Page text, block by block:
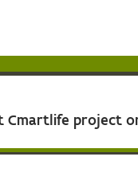
Cmartlife project